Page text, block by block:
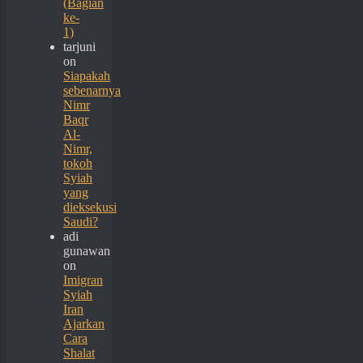
(Bagian
ke-
1)
tarjuni
on
Siapakah
sebenarnya
Nimr
Baqr
Al-
Nimr,
tokoh
Syiah
yang
dieksekusi
Saudi?
adi
gunawan
on
Imigran
Syiah
Iran
Ajarkan
Cara
Shalat